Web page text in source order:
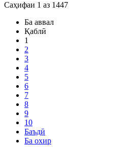
Саҳифаи 1 аз 1447
Ба аввал
Қаблӣ
1
2
3
4
5
6
7
8
9
10
Баъдӣ
Ба охир